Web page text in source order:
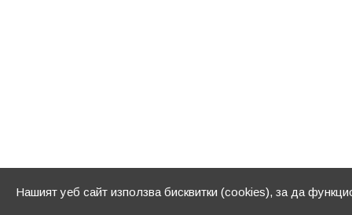
Нашият уеб сайт използва бисквитки (cookies), за да